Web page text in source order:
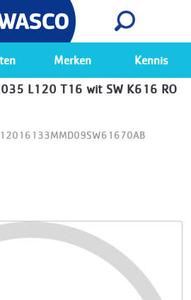
Bekijk
Merken Kennis
L120 T16 wit SW K616 RO